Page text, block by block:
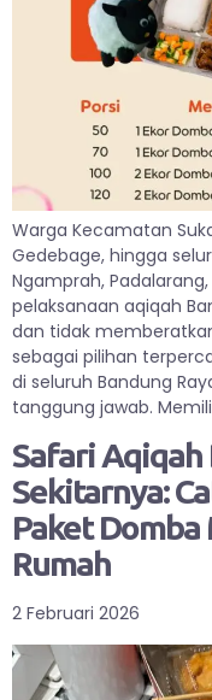
Warga Kecamatan
Gedebage, hingga
Ngamprah,
pelaksanaan aqiqah
dan tidak
sebagai pilihan
di seluruh Bandung
tanggung jawab.
Safari Aqiqah
Sekitarnya:
Paket
Rumah
2 Februari 2026